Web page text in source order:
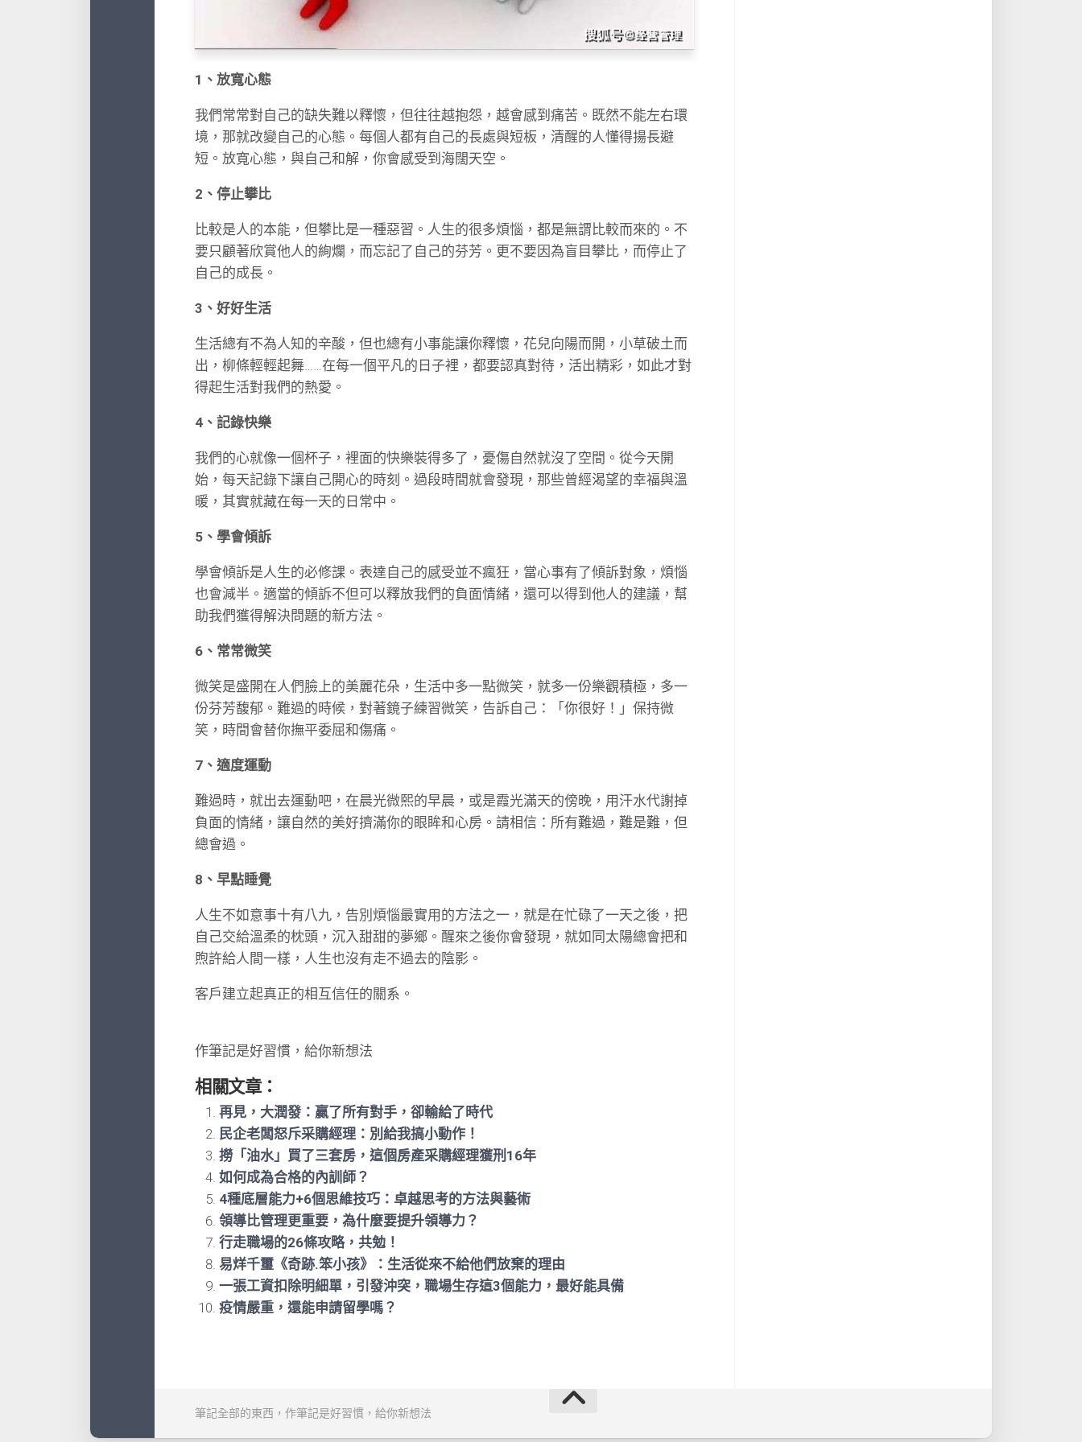
1、放寬心態
我們常常對自己的缺失難以釋懷，但往往越抱怨，越會感到痛苦。既然不能左右環
境，那就改變自己的心態。每個人都有自己的長處與短板，清醒的人懂得揚長避
短。放寬心態，與自己和解，你會感受到海闊天空。
2、停止攀比
比較是人的本能，但攀比是一種惡習。人生的很多煩惱，都是無謂比較而來的。不
要只顧著欣賞他人的絢爛，而忘記了自己的芬芳。更不要因為盲目攀比，而停止了
自己的成長。
3、好好生活
生活總有不為人知的辛酸，但也總有小事能讓你釋懷，花兒向陽而開，小草破土而
出，柳條輕輕起舞……在每一個平凡的日子裡，都要認真對待，活出精彩，如此才對
得起生活對我們的熱愛。
4、記錄快樂
我們的心就像一個杯子，裡面的快樂裝得多了，憂傷自然就沒了空間。從今天開
始，每天記錄下讓自己開心的時刻。過段時間就會發現，那些曾經渴望的幸福與溫
暖，其實就藏在每一天的日常中。
5、學會傾訴
學會傾訴是人生的必修課。表達自己的感受並不瘋狂，當心事有了傾訴對象，煩惱
也會減半。適當的傾訴不但可以釋放我們的負面情緒，還可以得到他人的建議，幫
助我們獲得解決問題的新方法。
6、常常微笑
微笑是盛開在人們臉上的美麗花朵，生活中多一點微笑，就多一份樂觀積極，多一
份芬芳馥郁。難過的時候，對著鏡子練習微笑，告訴自己：「你很好！」保持微
笑，時間會替你撫平委屈和傷痛。
7、適度運動
難過時，就出去運動吧，在晨光微熙的早晨，或是霞光滿天的傍晚，用汗水代謝掉
負面的情緒，讓自然的美好擠滿你的眼眸和心房。請相信：所有難過，難是難，但
總會過。
8、早點睡覺
人生不如意事十有八九，告別煩惱最實用的方法之一，就是在忙碌了一天之後，把
自己交給溫柔的枕頭，沉入甜甜的夢鄉。醒來之後你會發現，就如同太陽總會把和
煦許給人間一樣，人生也沒有走不過去的陰影。
客戶建立起真正的相互信任的關系。
作筆記是好習慣，給你新想法
相關文章：
再見，大潤發：贏了所有對手，卻輸給了時代
民企老闆怒斥采購經理：別給我搞小動作！
撈「油水」買了三套房，這個房產采購經理獲刑16年
如何成為合格的內訓師？
4種底層能力+6個思維技巧：卓越思考的方法與藝術
領導比管理更重要，為什麼要提升領導力？
行走職場的26條攻略，共勉！
易烊千璽《奇跡.笨小孩》：生活從來不給他們放棄的理由
一張工資扣除明細單，引發沖突，職場生存這3個能力，最好能具備
疫情嚴重，還能申請留學嗎？
筆記全部的東西，作筆記是好習慣，給你新想法